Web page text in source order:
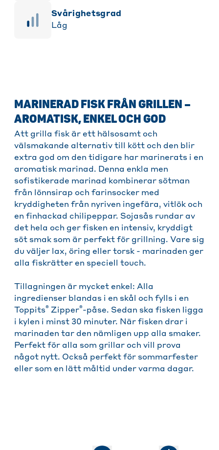
svårighetsgrad
Låg
MARINERAD FISK FRÅN GRILLEN –
AROMATISK, ENKEL OCH GOD
Att grilla fisk är ett hälsosamt och
välsmakande alternativ till kött och den blir
extra god om den tidigare har marinerats i en
aromatisk marinad. Denna enkla men
sofistikerade marinad kombinerar sötman
från lönnsirap och farinsocker med
kryddigheten från nyriven ingefära, vitlök och
en finhackad chilipeppar. Sojasås rundar av
det hela och ger fisken en intensiv, kryddigt
söt smak som är perfekt för grillning. Vare sig
du väljer lax, öring eller torsk - marinaden ger
alla fiskrätter en speciell touch.
Tillagningen är mycket enkel: Alla
ingredienser blandas i en skål och fylls i en
Toppits® Zipper®-påse. Sedan ska fisken ligga
i kylen i minst 30 minuter. När fisken drar i
marinaden tar den nämligen upp alla smaker.
Perfekt för alla som grillar och vill prova
något nytt. Också perfekt för sommarfester
eller som en lätt måltid under varma dagar.